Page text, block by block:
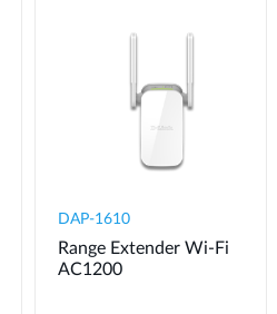
DAP-1610
Range Extender Wi-Fi
AC1200